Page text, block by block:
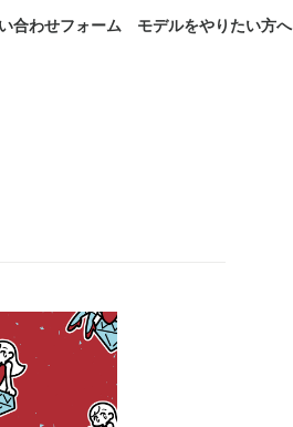
合わせフォーム モデルをやりたい方へ